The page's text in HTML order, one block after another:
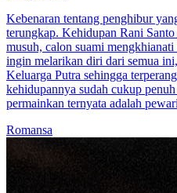
Kebenaran tentang penghibur
terungkap. Kehidupan Rani
musuh, calon suami
ingin melarikan diri dari semua
Keluarga Putra sehingga
kehidupannya sudah cukup
permainkan ternyata adalah
Romansa